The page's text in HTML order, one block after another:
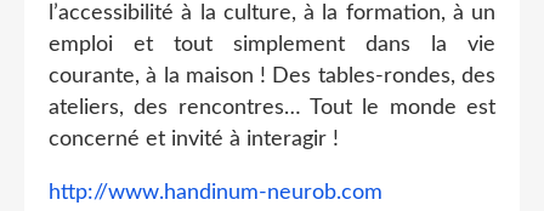
l’accessibilité à la culture, à la formation, à un
emploi et tout simplement dans la vie
courante, à la maison ! Des tables-rondes, des
ateliers, des rencontres… Tout le monde est
concerné et invité à interagir !
http://www.handinum-neurob.com